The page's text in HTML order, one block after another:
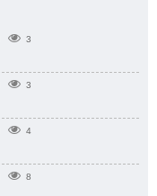
3
3
4
8